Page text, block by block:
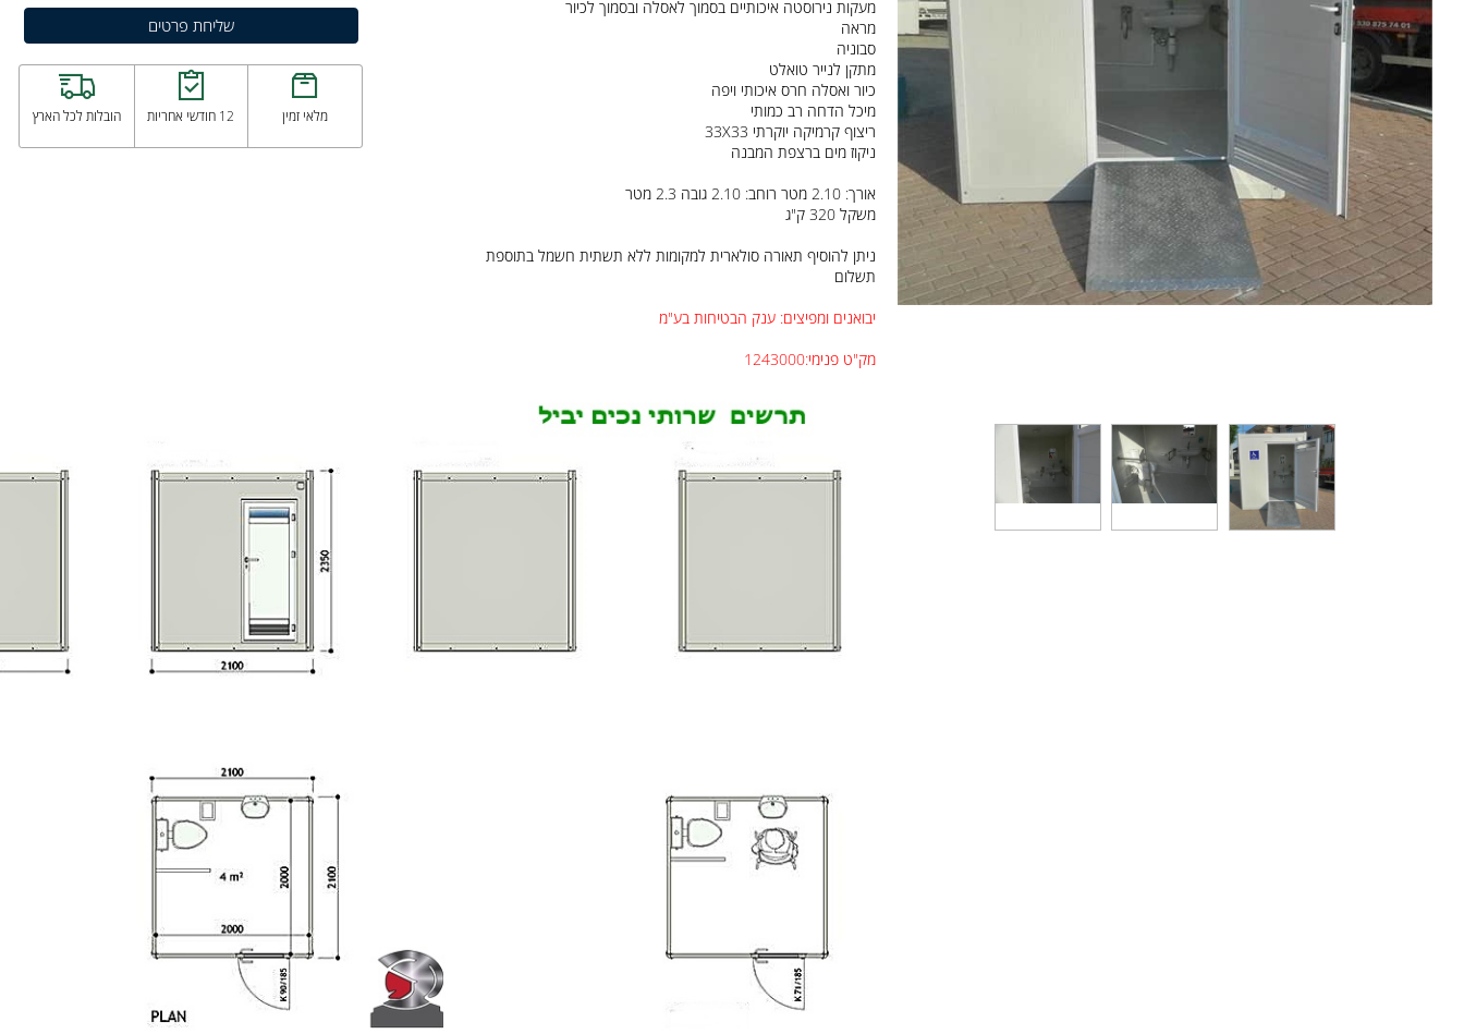
מתקן הנגשה למבנה בזוית נוחה ממתכת
מעקות נירוסטה איכותיים בסמוך לאסלה ובסמוך לכיור
מראה
סבוניה
מתקן לנייר טואלט
כיור ואסלה חרס איכותי ויפה
מיכל הדחה רב כמותי
ריצוף קרמיקה יוקרתי 33X33
ניקוז מים ברצפת המבנה
אורך: 2.10 מטר רוחב: 2.10 גובה 2.3 מטר
משקל 320 ק"ג
ניתן להוסיף תאורה סולארית למקומות ללא תשתית חשמל בתוספת
תשלום
יבואנים ומפיצים: ענק הבטיחות בע"מ
מלאי זמין 12 חודשי אחריות הובלות לכל הארץ